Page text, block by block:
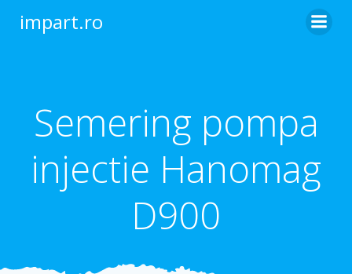
impart.ro
Semering pompa
injectie Hanomag
D900